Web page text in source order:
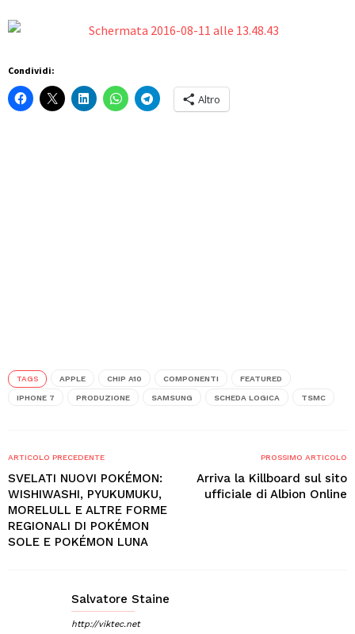
Condividi:
Altro
TAGS APPLE CHIP A10 COMPONENTI FEATURED
IPHONE 7 PRODUZIONE SAMSUNG SCHEDA LOGICA TSMC
ARTICOLO PRECEDENTE
SVELATI NUOVI POKÉMON:
WISHIWASHI, PYUKUMUKU,
MORELULL E ALTRE FORME
REGIONALI DI POKÉMON
SOLE E POKÉMON LUNA
PROSSIMO ARTICOLO
Arriva la Killboard sul sito
ufficiale di Albion Online
Salvatore Staine
http://viktec.net